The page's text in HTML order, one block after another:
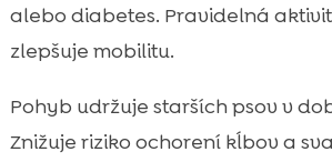
alebo diabetes. Pravidelná
zlepšuje mobilitu.
Pohyb udržuje starších psov v
Znižuje riziko ochorení kĺbov a